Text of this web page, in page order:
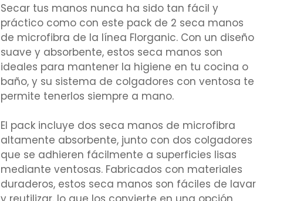
Secar tus manos nunca ha sido tan fácil y
práctico como con este pack de 2 seca manos
de microfibra de la línea Florganic. Con un diseño
suave y absorbente, estos seca manos son
ideales para mantener la higiene en tu cocina o
baño, y su sistema de colgadores con ventosa te
permite tenerlos siempre a mano.
El pack incluye dos seca manos de microfibra
altamente absorbente, junto con dos colgadores
que se adhieren fácilmente a superficies lisas
mediante ventosas. Fabricados con materiales
duraderos, estos seca manos son fáciles de lavar